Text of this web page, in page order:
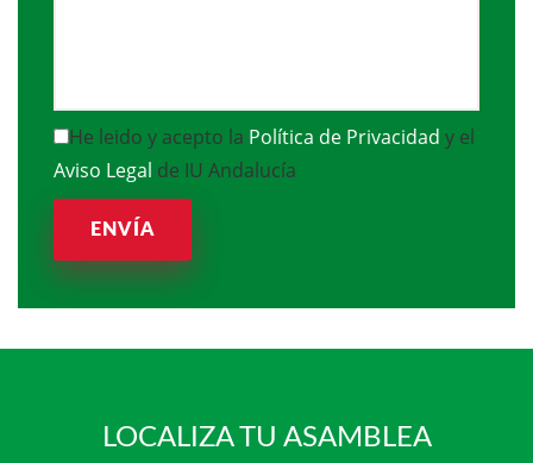
He leido y acepto la Política de Privacidad y el
Aviso Legal de IU Andalucía
ENVÍA
LOCALIZA TU ASAMBLEA